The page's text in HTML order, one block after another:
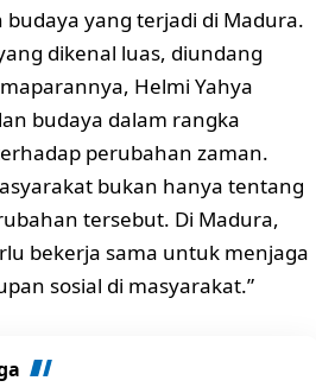
yang terjadi di Madura.
dikenal luas, diundang
Helmi Yahya
budaya dalam rangka
perubahan zaman.
bukan hanya tentang
tersebut. Di Madura,
bekerja sama untuk menjaga
sosial di masyarakat.”